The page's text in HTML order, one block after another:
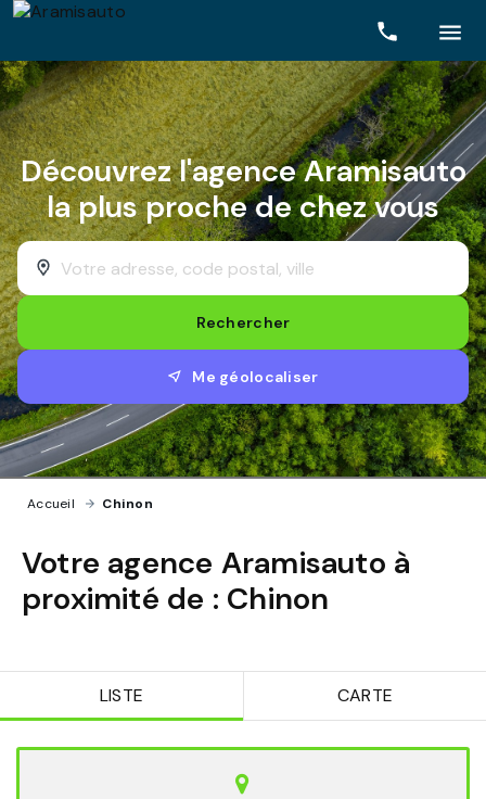
Accueil › Chinon
Rechercher
Votre agence Aramisauto à
proximité de : Chinon
LISTE CARTE